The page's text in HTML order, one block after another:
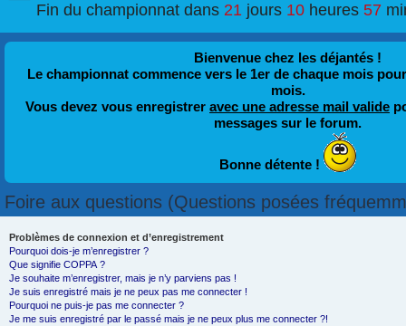
Fin du championnat dans21 jours10 heures57
Bienvenue chez les déjantés !
Le championnat commence vers le 1er de chaque mois
mois.
Vous devez vous enregistrer avec une adresse mail valide
messages sur le forum.
Bonne détente !
Foire aux questions (Questions posées
Problèmes de connexion et d’enregistrement
Pourquoi dois-je m’enregistrer ?
Que signifie COPPA ?
Je souhaite m’enregistrer, mais je n’y parviens pas !
Je suis enregistré mais je ne peux pas me connecter !
Pourquoi ne puis-je pas me connecter ?
Je me suis enregistré par le passé mais je ne peux plus me connecter ?!